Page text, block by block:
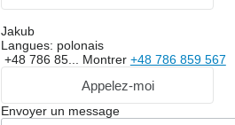
Jakub
Langues: polonais
+48 786 85... Montrer +48 786 859 567
Appelez-moi
Envoyer un message